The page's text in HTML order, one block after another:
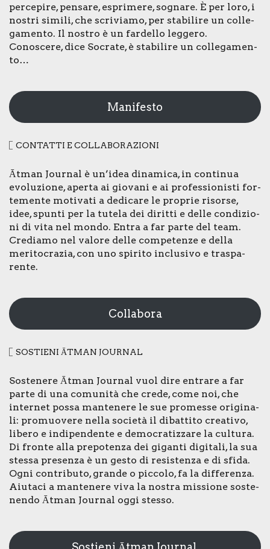
per­ce­pi­re, pen­sa­re, espri­me­re, sogna­re. È per loro, i
nostri simi­li, che scri­via­mo, per sta­bi­li­re un col­le­
ga­men­to. Il nostro è un far­del­lo leg­ge­ro.
Cono­sce­re, dice Socra­te, è sta­bi­li­re un col­le­ga­men­
to…
Manifesto
CON­TAT­TI E COL­LA­BO­RA­ZIO­NI
Ātman Jour­nal è un’idea dina­mi­ca, in con­ti­nua
evo­lu­zio­ne, aper­ta ai gio­va­ni e ai pro­fes­sio­ni­sti for­
te­men­te moti­va­ti a dedi­ca­re le pro­prie risor­se,
idee, spun­ti per la tute­la dei dirit­ti e del­le con­di­zio­
ni di vita nel mon­do. Entra a far par­te del team.
Cre­dia­mo nel valo­re del­le com­pe­ten­ze e del­la
meri­to­cra­zia, con uno spi­ri­to inclu­si­vo e tra­spa­
ren­te.
Collabora
SOSTIE­NI ĀTMAN JOUR­NAL
Soste­ne­re Ātman Jour­nal vuol dire entra­re a far
par­te di una comu­ni­tà che cre­de, come noi, che
inter­net pos­sa man­te­ne­re le sue pro­mes­se ori­gi­na­
li: pro­muo­ve­re nel­la socie­tà il dibat­ti­to crea­ti­vo,
libe­ro e indi­pen­den­te e demo­cra­tiz­za­re la cul­tu­ra.
Di fron­te alla pre­po­ten­za dei gigan­ti digi­ta­li, la sua
stes­sa pre­sen­za è un gesto di resi­sten­za e di sfi­da.
Ogni con­tri­bu­to, gran­de o pic­co­lo, fa la dif­fe­ren­za.
Aiu­ta­ci a man­te­ne­re viva la nostra mis­sio­ne soste­
nen­do Ātman Jour­nal oggi stes­so.